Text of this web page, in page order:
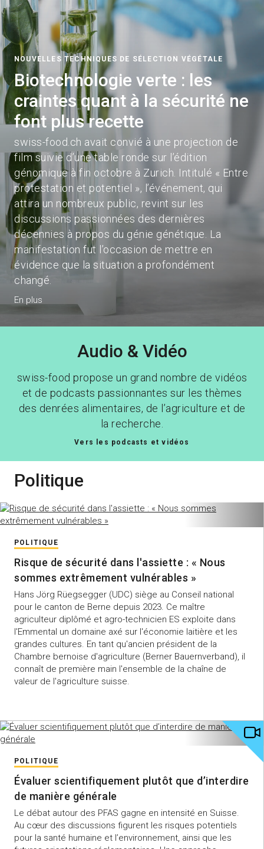
NOUVELLES TECHNIQUES DE SÉLECTION VÉGÉTALE
Biotechnologie verte : les
craintes quant à la sécurité ne
font plus recette
swiss-food.ch avait convié à une projection de
film suivie d’une table ronde sur l’édition
génomique à fin octobre à Zurich. Intitulé « Entre
protestation et potentiel », l’événement, qui
attira un nombreux public, revint sur les
discussions passionnées des dernières
décennies à propos du génie génétique. La
manifestation fut l’occasion de mettre en
évidence que la situation a profondément
changé.
En plus
Audio & Vidéo
swiss-food propose un grand nombre de vidéos
et de podcasts passionnantes sur les thèmes
des denrées alimentaires, de l’agriculture et de
la recherche.
Vers les podcasts et vidéos
Politique
POLITIQUE
Risque de sécurité dans l'assiette : « Nous
sommes extrêmement vulnérables »
Hans Jörg Rüegsegger (UDC) siège au Conseil national
pour le canton de Berne depuis 2023. Ce maître
agriculteur diplômé et agro-technicien ES exploite dans
l'Emmental un domaine axé sur l'économie laitière et les
grandes cultures. En tant qu'ancien président de la
Chambre bernoise d'agriculture (Berner Bauernverband), il
connaît de première main l'ensemble de la chaîne de
valeur de l'agriculture suisse.
POLITIQUE
Évaluer scientifiquement plutôt que d’interdire
de manière générale
Le débat autour des PFAS gagne en intensité en Suisse.
Au cœur des discussions figurent les risques potentiels
pour la santé humaine et l’environnement, ainsi que les